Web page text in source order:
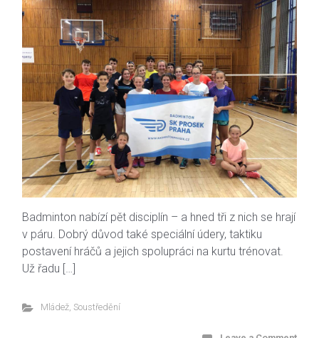
Badminton nabízí pět disciplín – a hned tři z nich se hrají
v páru. Dobrý důvod také speciální údery, taktiku
postavení hráčů a jejich spolupráci na kurtu trénovat.
Už řadu […]
Mládež, Soustředění